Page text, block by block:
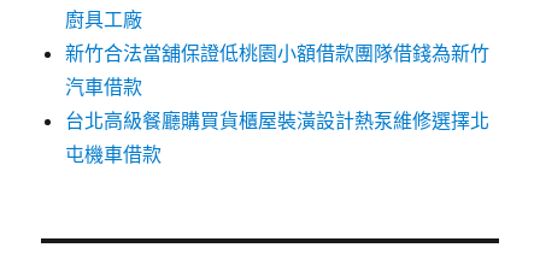
廚具工廠
新竹合法當舖保證低桃園小額借款團隊借錢為新竹
汽車借款
台北高級餐廳購買貨櫃屋裝潢設計熱泵維修選擇北
屯機車借款